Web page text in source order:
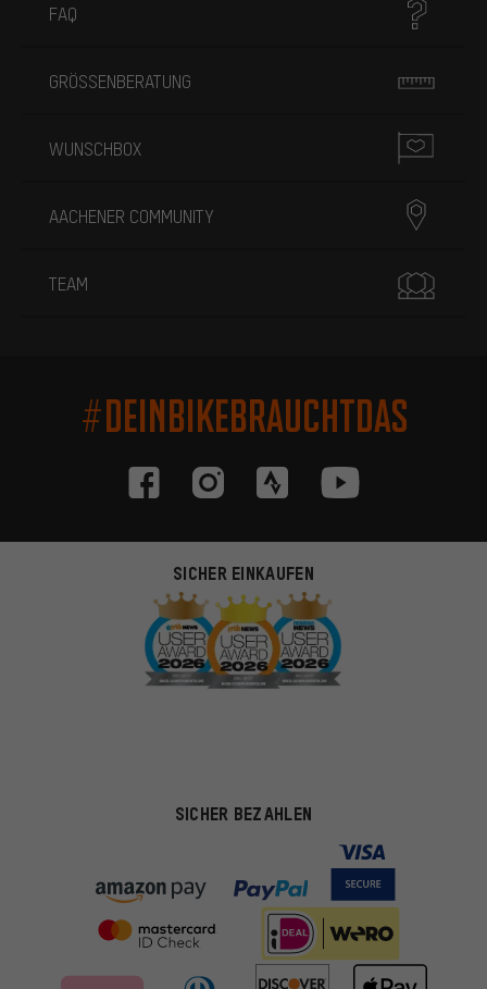
FAQ
GRÖSSENBERATUNG
WUNSCHBOX
AACHENER COMMUNITY
TEAM
#DEINBIKEBRAUCHTDAS
SICHER EINKAUFEN
SICHER BEZAHLEN